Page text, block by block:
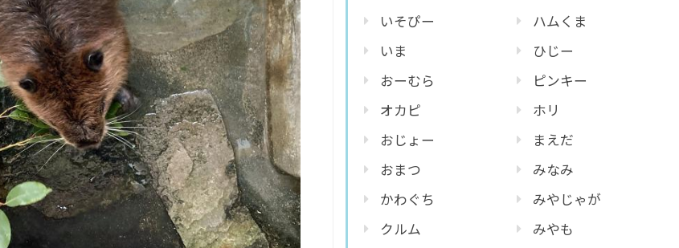
いそぴー
いま
おーむら
オカピ
おじょー
おまつ
かわぐち
クルム
ハムくま
ひじー
ピンキー
ホリ
まえだ
みなみ
みやじゃが
みやも